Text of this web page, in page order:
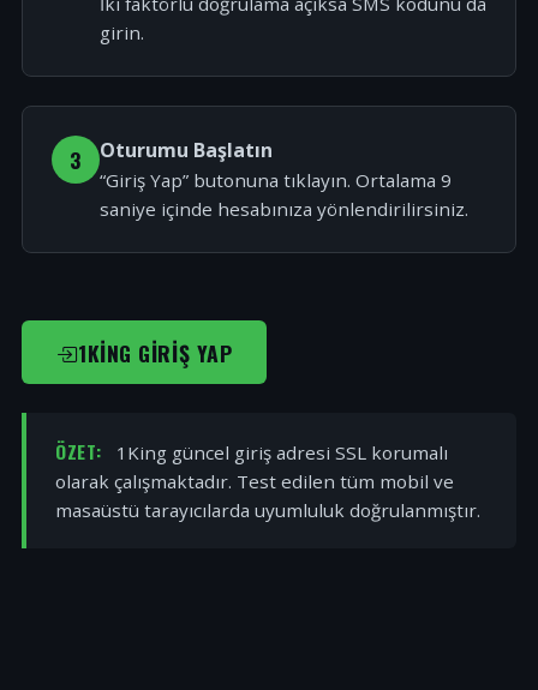
girin.
3 Oturumu Başlatın
“Giriş Yap” butonuna tıklayın. Ortalama 9
saniye içinde hesabınıza yönlendirilirsiniz.
1KING GIRIŞ YAP
ÖZET:
1King güncel giriş adresi SSL korumalı
olarak çalışmaktadır. Test edilen tüm mobil ve
masaüstü tarayıcılarda uyumluluk doğrulanmıştır.